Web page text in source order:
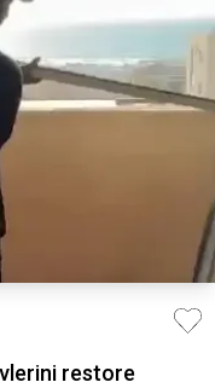
restore